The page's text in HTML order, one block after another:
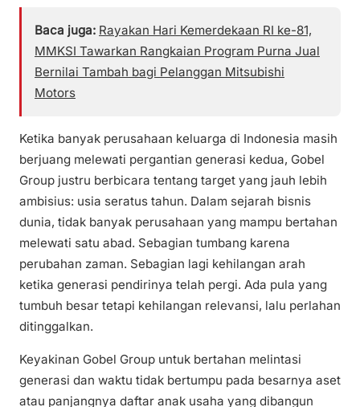
Baca juga: Rayakan Hari Kemerdekaan RI ke-81,
MMKSI Tawarkan Rangkaian Program Purna Jual
Bernilai Tambah bagi Pelanggan Mitsubishi
Motors
Ketika banyak perusahaan keluarga di Indonesia masih
berjuang melewati pergantian generasi kedua, Gobel
Group justru berbicara tentang target yang jauh lebih
ambisius: usia seratus tahun. Dalam sejarah bisnis
dunia, tidak banyak perusahaan yang mampu bertahan
melewati satu abad. Sebagian tumbang karena
perubahan zaman. Sebagian lagi kehilangan arah
ketika generasi pendirinya telah pergi. Ada pula yang
tumbuh besar tetapi kehilangan relevansi, lalu perlahan
ditinggalkan.
Keyakinan Gobel Group untuk bertahan melintasi
generasi dan waktu tidak bertumpu pada besarnya aset
atau panjangnya daftar anak usaha yang dibangun